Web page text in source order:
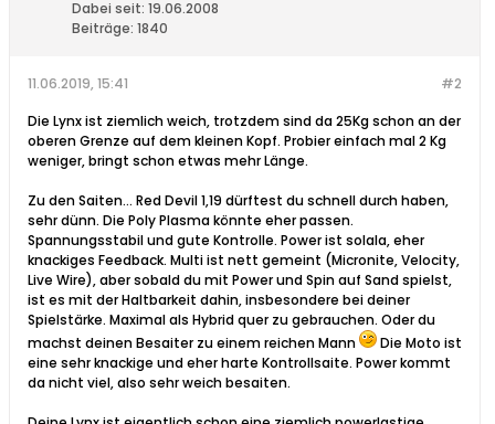
Dabei seit: 19.06.2008
Beiträge: 1840
#2
11.06.2019, 15:41
Die Lynx ist ziemlich weich, trotzdem sind da 25Kg schon an der
oberen Grenze auf dem kleinen Kopf. Probier einfach mal 2 Kg
weniger, bringt schon etwas mehr Länge.
Zu den Saiten... Red Devil 1,19 dürftest du schnell durch haben,
sehr dünn. Die Poly Plasma könnte eher passen.
Spannungsstabil und gute Kontrolle. Power ist solala, eher
knackiges Feedback. Multi ist nett gemeint (Micronite, Velocity,
Live Wire), aber sobald du mit Power und Spin auf Sand spielst,
ist es mit der Haltbarkeit dahin, insbesondere bei deiner
Spielstärke. Maximal als Hybrid quer zu gebrauchen. Oder du
machst deinen Besaiter zu einem reichen Mann
Die Moto ist
eine sehr knackige und eher harte Kontrollsaite. Power kommt
da nicht viel, also sehr weich besaiten.